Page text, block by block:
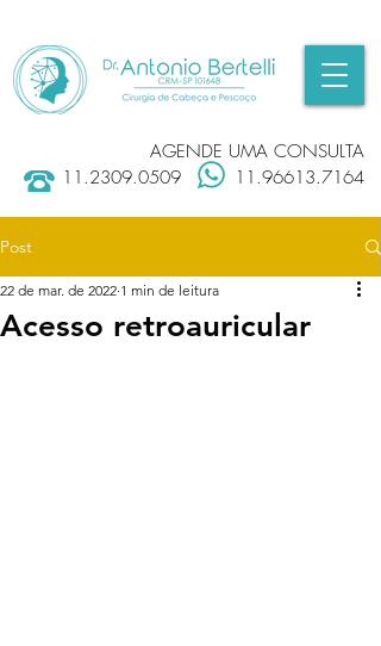
AGENDE UMA CONSULTA
11.2309.0509
11.96613.7164
Post
Acesso retroauricular
22 de mar. de 2022 1 min de leitura